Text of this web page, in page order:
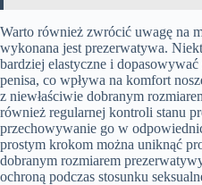
Warto również zwrócić uwagę na
wykonana jest prezerwatywa.
bardziej elastyczne i dopasowywać
penisa, co wpływa na komfort
z niewłaściwie dobranym
również regularnej kontroli stanu
przechowywanie go w
prostym krokom można uniknąć
dobranym rozmiarem
ochroną podczas stosunku